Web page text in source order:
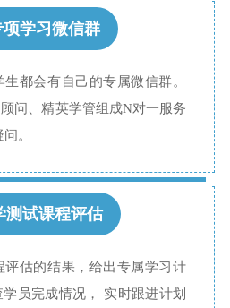
项学习微信群
都会有自己的专属微信群。
问、精英学管组成N对一服务
。
测试课程评估
评估的结果，给出专属学习计
员完成情况， 实时跟进计划